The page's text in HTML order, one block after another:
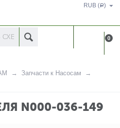
RUB (Р)
0
Запчасти к Насосам
N000-036-149